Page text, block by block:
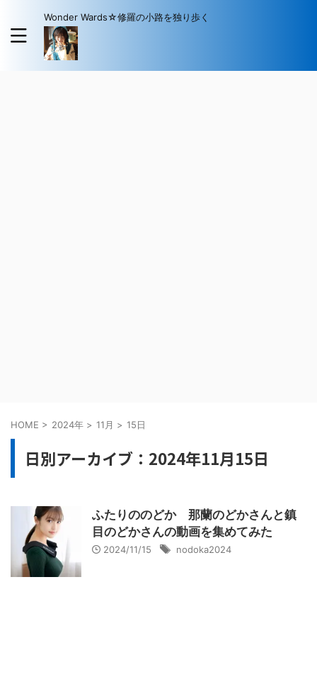
Wonder Wards☆修羅の小路を独り歩く
HOME > 2024年 > 11月 > 15日
日別アーカイブ：2024年11月15日
ふたりののどか 那蘭のどかさんと鎮
目のどかさんの動画を集めてみた
2024/11/15 nodoka2024